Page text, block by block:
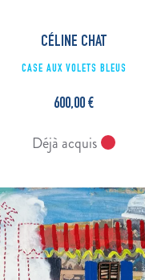
CÉLINE CHAT
CASE AUX VOLETS BLEUS
600,00€
Déjà acquis